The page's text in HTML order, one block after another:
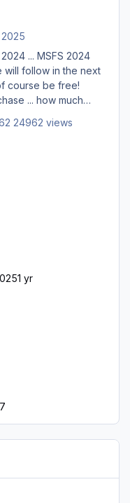
2025
2024
will follow in the next
course be free!
... how much
24962 views
1 yr